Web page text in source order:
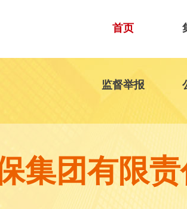
首页
监督举报
集团有限责